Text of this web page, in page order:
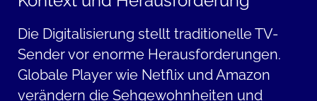
Die Digitalisierung stellt traditionelle TV-
Sender vor enorme Herausforderungen.
Globale Player wie Netflix und Amazon
verändern die Sehgewohnheiten und